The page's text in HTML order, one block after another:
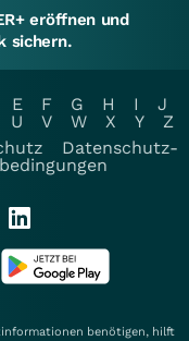
eröffnen und
sichern.
E F G H I
J
U V W X Y
Z
Datenschutz-
benötigen, hilft